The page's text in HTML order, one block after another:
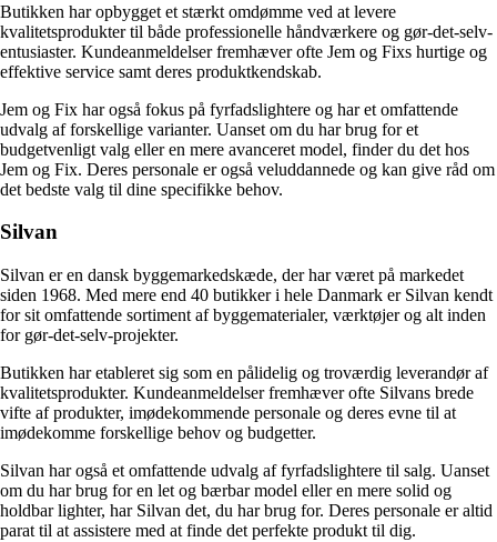
Butikken har opbygget et stærkt omdømme ved at levere
kvalitetsprodukter til både professionelle håndværkere og gør-det-selv-
entusiaster. Kundeanmeldelser fremhæver ofte Jem og Fixs hurtige og
effektive service samt deres produktkendskab.
Jem og Fix har også fokus på fyrfadslightere og har et omfattende
udvalg af forskellige varianter. Uanset om du har brug for et
budgetvenligt valg eller en mere avanceret model, finder du det hos
Jem og Fix. Deres personale er også veluddannede og kan give råd om
det bedste valg til dine specifikke behov.
Silvan
Silvan er en dansk byggemarkedskæde, der har været på markedet
siden 1968. Med mere end 40 butikker i hele Danmark er Silvan kendt
for sit omfattende sortiment af byggematerialer, værktøjer og alt inden
for gør-det-selv-projekter.
Butikken har etableret sig som en pålidelig og troværdig leverandør af
kvalitetsprodukter. Kundeanmeldelser fremhæver ofte Silvans brede
vifte af produkter, imødekommende personale og deres evne til at
imødekomme forskellige behov og budgetter.
Silvan har også et omfattende udvalg af fyrfadslightere til salg. Uanset
om du har brug for en let og bærbar model eller en mere solid og
holdbar lighter, har Silvan det, du har brug for. Deres personale er altid
parat til at assistere med at finde det perfekte produkt til dig.